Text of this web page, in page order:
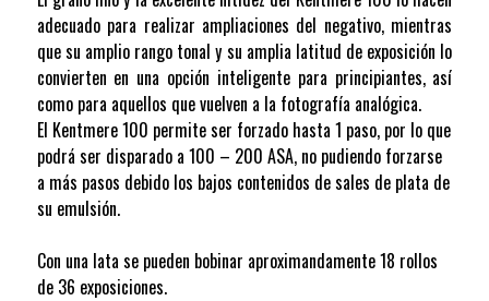
adecuado para realizar ampliaciones del negativo, mientras
que su amplio rango tonal y su amplia latitud de exposición lo
convierten en una opción inteligente para principiantes, así
como para aquellos que vuelven a la fotografía analógica.
El Kentmere 100 permite ser forzado hasta 1 paso, por lo que
podrá ser disparado a 100 – 200 ASA, no pudiendo forzarse
a más pasos debido los bajos contenidos de sales de plata de
su emulsión.
Con una lata se pueden bobinar aproximandamente 18 rollos
de 36 exposiciones.